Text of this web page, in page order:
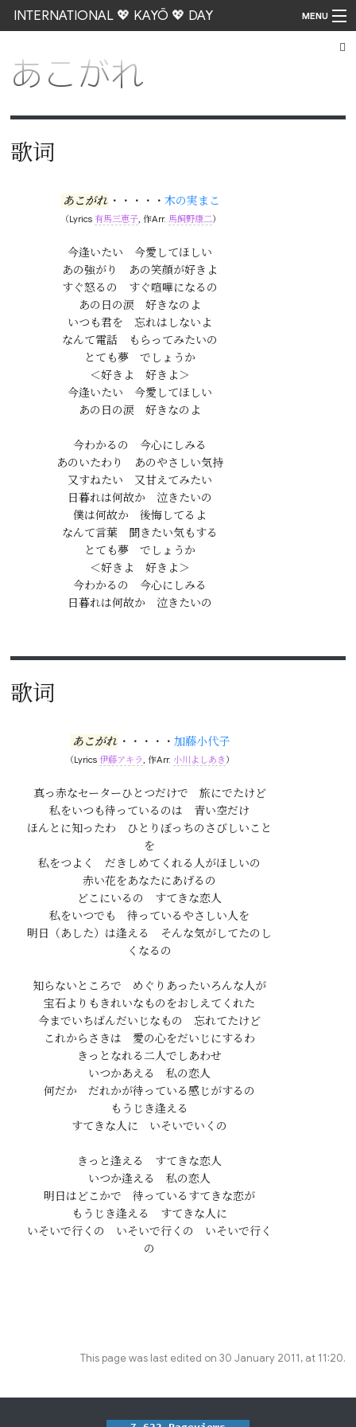
INTERNATIONAL 💖 KAYŌ 💖 DAY MENU
あこがれ
歌词
あこがれ ・・・・・ 木の実まこ
（Lyrics 有馬三恵子, 作Arr. 馬飼野康二）
今逢いたい　今愛してほしい
あの強がり　あの笑顔が好きよ
すぐ怒るの　すぐ喧嘩になるの
あの日の涙　好きなのよ
いつも君を　忘れはしないよ
なんて電話　もらってみたいの
とても夢　でしょうか
＜好きよ　好きよ＞
今逢いたい　今愛してほしい
あの日の涙　好きなのよ
今わかるの　今心にしみる
あのいたわり　あのやさしい気持
又すねたい　又甘えてみたい
日暮れは何故か　泣きたいの
僕は何故か　後悔してるよ
なんて言葉　聞きたい気もする
とても夢　でしょうか
＜好きよ　好きよ＞
今わかるの　今心にしみる
歌词
あこがれ ・・・・・ 加藤小代子
（Lyrics 伊藤アキラ, 作Arr.小川よしあき ）
真っ赤なセーターひとつだけで　旅にでたけど
私をいつも待っているのは　青い空だけ
ほんとに知ったわ　ひとりぼっちのさびしいこと
を
私をつよく　だきしめてくれる人がほしいの
赤い花をあなたにあげるの
どこにいるの　すてきな恋人
私をいつでも　待っているやさしい人を
明日（あした）は逢える　そんな気がしてたのし
くなるの
知らないところで　めぐりあったいろんな人が
宝石よりもきれいなものをおしえてくれた
今までいちばんだいじなもの　忘れてたけど
これからさきは　愛の心をだいじにするわ
きっとなれる二人でしあわせ
いつかあえる　私の恋人
何だか　だれかが待っている感じがするの
もうじき逢える
すてきな人に　いそいでいくの
きっと逢える　すてきな恋人
いつか逢える　私の恋人
明日はどこかで　待っているすてきな恋が
もうじき逢える　すてきな人に
いそいで行くの　いそいで行くの　いそいで行く
This page was last edited on 30 January 2011, at 11:20.